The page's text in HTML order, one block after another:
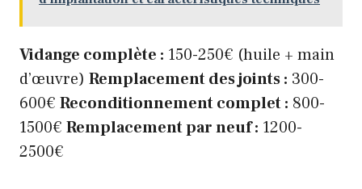
Vidange complète : 150-250€ (huile + main
d’œuvre) Remplacement des joints : 300-
600€ Reconditionnement complet : 800-
1500€ Remplacement par neuf : 1200-
2500€